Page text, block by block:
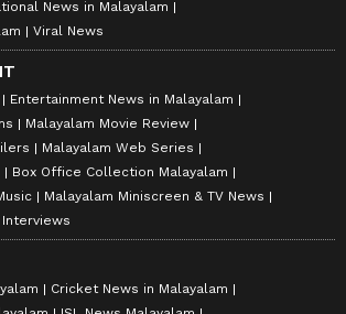
News in Malayalam
Viral News
Entertainment News in Malayalam
Malayalam Movie Review
Malayalam Web Series
Box Office Collection Malayalam
Malayalam Miniscreen & TV News
Cricket News in Malayalam